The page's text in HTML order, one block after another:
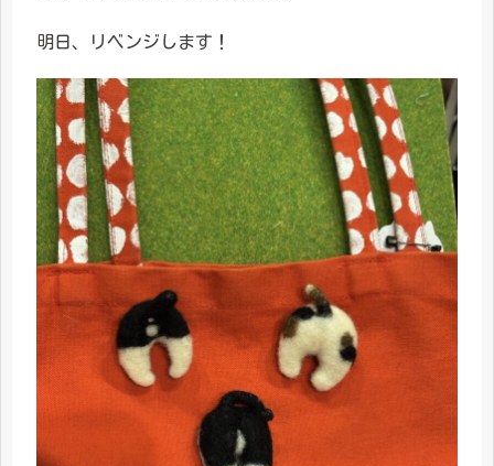
明日、リベンジします！